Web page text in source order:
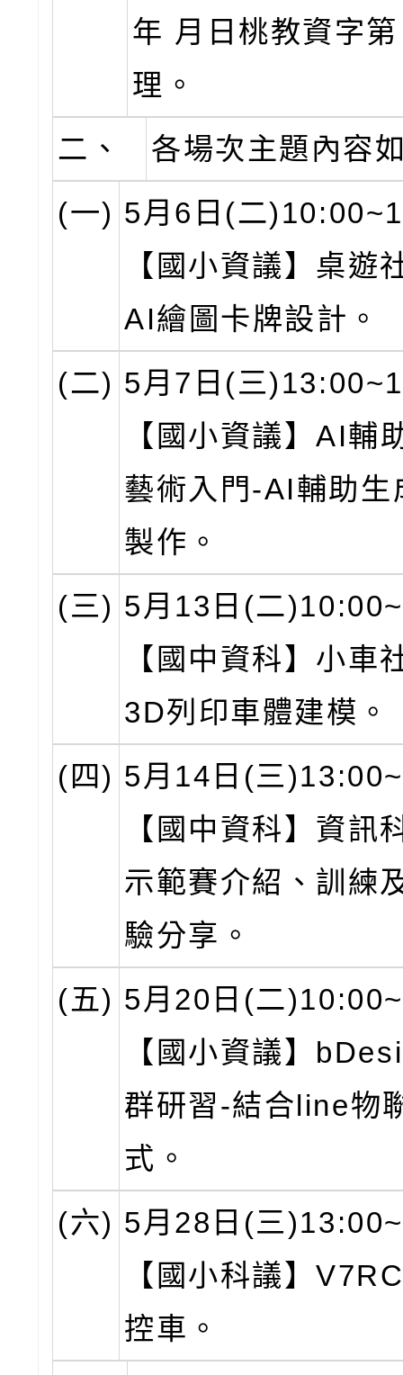
年 月日桃教資字
理。
二、
各場次主題內容
(一) 5月6日(二
【國小資議】桌遊
AI繪圖卡牌設計。
(二) 5月7日(三
【國小資議】AI輔
藝術入門-AI輔助生
製作。
(三) 5月13日(二
【國中資科】小車
3D列印車體建模。
(四) 5月14日(三
【國中資科】資訊
示範賽介紹、訓練
驗分享。
(五) 5月20日(二
【國小資議】
群研習-結合line物
式。
(六) 5月28日(三
【國小科議】
控車。